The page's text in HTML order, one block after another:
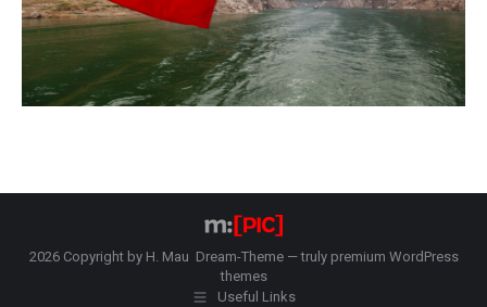
2026 Copyright by H. Mau Dream-Theme — truly premium WordPress
themes
Useful Links